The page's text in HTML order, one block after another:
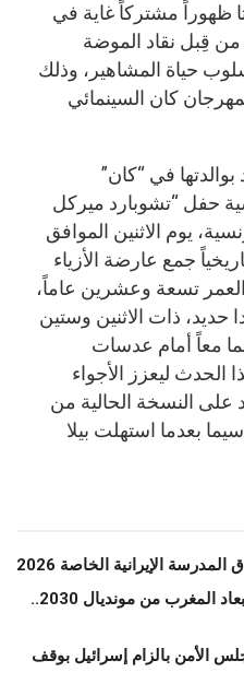
ظهوراً مشتركاً غاية في
من قِبل نقاد الموضة
حياة المشاهير، وذلك
كان السينمائي
في “كان”
حفل “تشوبارد ميركل
يوم الاثنين الموافق
جمع عارضة الأزياء
العمر تسعة وعشرين عاماً،
حديد، ذات الاثنين وستين
معاً أمام عدسات
الحدث ليعزز الأجواء
على النسخة الحالية من
بعدما استهلت بيلا
الإيرانية الخاصة 2026
إسبانيا والبرتغال تضغطان لاستبعاد المغرب من مونديال 2030..
الأمن بالزام إسرائيل بوقف